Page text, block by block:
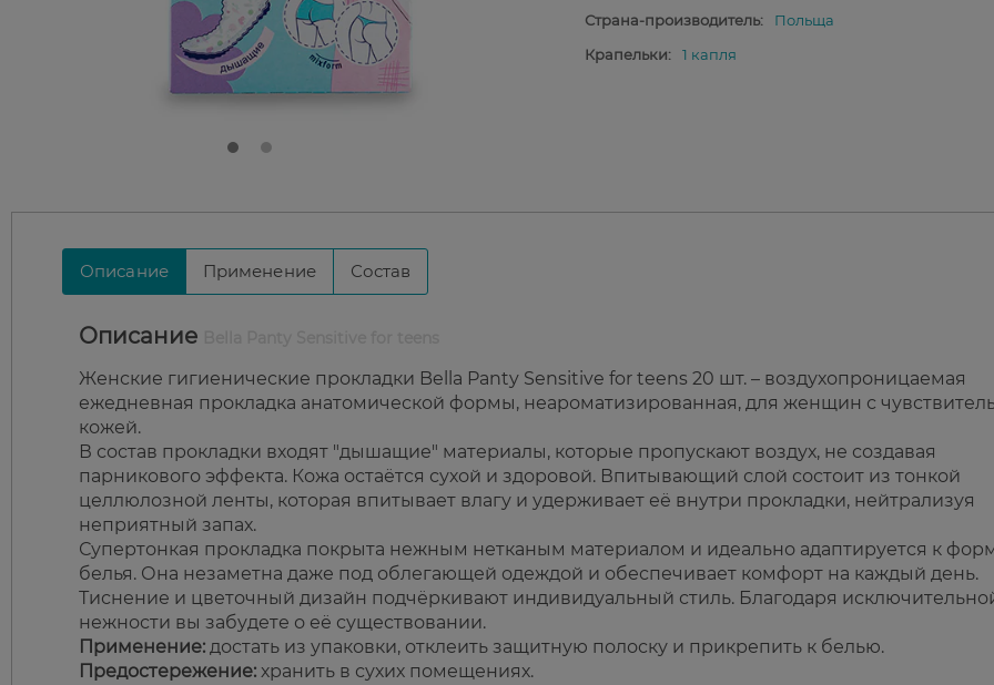
Страна-производитель:
Польща
Крапельки:
1 капля
Описание Применение Состав
Описание
Женские гигиенические прокладки Bella Panty Sensitive for teens 20 шт. – воздухопроницаемая
ежедневная прокладка анатомической формы, неароматизированная, для женщин с
кожей.
В состав прокладки входят "дышащие" материалы, которые пропускают воздух, не создавая
парникового эффекта. Кожа остаётся сухой и здоровой. Впитывающий слой состоит из тонкой
целлюлозной ленты, которая впитывает влагу и удерживает её внутри прокладки, нейтрализуя
неприятный запах.
Супертонкая прокладка покрыта нежным нетканым материалом и идеально адаптируется к
белья. Она незаметна даже под облегающей одеждой и обеспечивает комфорт на каждый день.
Тиснение и цветочный дизайн подчёркивают индивидуальный стиль. Благодаря
нежности вы забудете о её существовании.
Применение: достать из упаковки, отклеить защитную полоску и прикрепить к белью.
Предостережение: хранить в сухих помещениях.